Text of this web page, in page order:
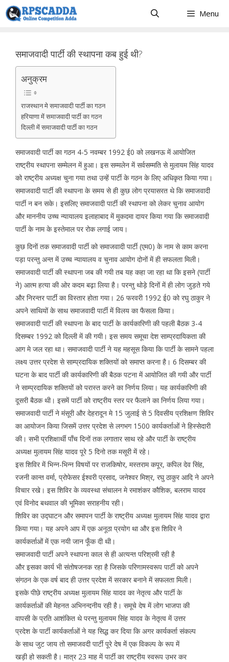
Skip
to
Menu
समाजवादी पार्टी की स्थापना कब हुई थी?
अनुक्रम
राजस्थान मे समाजवादी पार्टी का गठन
हरियाणा में समाजवादी पार्टी का गठन
दिल्ली में समाजवादी पार्टी का गठन
समाजवादी पार्टी का गठन 4-5 नवम्बर 1992 ई0 को लखनऊ में आयोजित
राष्ट्रीय स्थापना सम्मेलन में हुआ। इस सम्मलेन में सर्वसम्मति से मुलायम सिंह यादव
को राष्ट्रीय अध्यक्ष चुना गया तथा उन्हें पार्टी के गठन के लिए अधिकृत किया गया।
समाजवादी पार्टी की स्थापना के समय से ही कुछ लोग प्रयासरत थे कि समाजवादी
पार्टी न बन सके। इसलिए समाजवादी पार्टी की स्थापना को लेकर चुनाव आयोग
और माननीय उच्च न्यायालय इलाहाबाद में मुकदमा दायर किया गया कि समाजवादी
पार्टी के नाम के इस्तेमाल पर रोक लगाई जाय।
कुछ दिनों तक समाजवादी पार्टी को समाजवादी पार्टी (एम0) के नाम से काम करना
पड़ा परन्तु अन्त में उच्च न्यायालय व चुनाव आयोग दोनों में ही सफलता मिली।
समाजवादी पार्टी की स्थापना जब की गयी तब यह कहा जा रहा था कि इसने (पार्टी
ने) आत्म हत्या की ओर कदम बढ़ा लिया है। परन्तु थोड़े दिनों में ही लोग जुड़ते गये
और निरन्तर पार्टी का विस्तार होता गया। 26 फरवरी 1992 ई0 को रघु ठाकुर ने
अपने साथियों के साथ समाजवादी पार्टी में विलय का फैसला किया।
समाजवादी पार्टी की स्थापना के बाद पार्टी के कार्यकारिणी की पहली बैठक 3-4
दिसम्बर 1992 को दिल्ली में की गयी। इस समय समूचा देश साम्प्रदायिकता की
आग मे जल रहा था। समाजवादी पार्टी ने यह महसूस किया कि पार्टी के सामने पहला
लक्ष्य उत्तर प्रदेश से साम्प्रदायिक शक्तियों को समाप्त करना है। 6 दिसम्बर की
घटना के बाद पार्टी की कार्यकारिणी की बैठक पटना में आयोजित की गयी और पार्टी
ने साम्प्रदायिक शक्तियों को परास्त करने का निर्णय लिया। यह कार्यकारिणी की
दूसरी बैठक थी। इसमें पार्टी को राष्ट्रीय स्तर पर फैलाने का निर्णय लिया गया।
समाजवादी पार्टी ने मंसूरी और देहरादून मे 15 जुलाई से 5 दिवसीय प्रशिक्षण शिविर
का आयोजन किया जिसमें उत्तर प्रदेश से लगभग 1500 कार्यकर्ताओं ने हिस्सेदारी
की। सभी प्रशिक्षार्थी पाँच दिनों तक लगातार साथ रहे और पार्टी के राष्ट्रीय
अध्यक्ष मुलायम सिंह यादव पूरे 5 दिनो तक मसूरी में रहे।
इस शिविर में भिन्न-भिन्न विषयों पर राजकिषोर, मस्तराम कपूर, कपिल देव सिंह,
रजनी कान्त वर्मा, प्रोफेसर ईश्वरी प्रसाद, जनेश्वर मिश्र, रघु ठाकुर आदि ने अपने
विचार रखे। इस शिविर के व्यवस्था संचालन मे रमाशंकर कौशिक, बलराम यादव
एवं विनोद बथवाल की भूमिका सराहनीय रही।
शिविर का उद्घाटन और समापन पार्टी के राष्ट्रीय अध्यक्ष मुलायम सिंह यादव द्वारा
किया गया। यह अपने आप में एक अनूठा प्रयोग था और इस शिविर ने
कार्यकर्ताओं में एक नयी जान फूँक दी थी।
समाजवादी पार्टी अपने स्थापना काल से ही अत्यन्त परिश्रमी रही है
और इसका कार्य भी संतोषजनक रहा है जिसके परिणामस्वरूप पार्टी को अपने
संगठन के एक वर्ष बाद ही उत्तर प्रदेश में सरकार बनाने में सफलता मिली।
इसके पीछे राष्ट्रीय अध्यक्ष मुलायम सिंह यादव का नेतृत्व और पार्टी के
कार्यकर्ताओं की मेहनत अभिनन्दनीय रही है। समूचे देष में लोग भाजपा की
वापसी के प्रति आशंकित थे परन्तु मुलायम सिंह यादव के नेतृत्व में उत्तर
प्रदेश के पार्टी कार्यकर्ताओं ने यह सिद्ध कर दिया कि अगर कार्यकर्ता संकल्प
के साथ जुट जाय तो समाजवदी पार्टी पूरे देष में एक विकल्प के रूप में
खड़ी हो सकती है। मात्र 23 माह में पार्टी का राष्ट्रीय स्वरूप उभर कर